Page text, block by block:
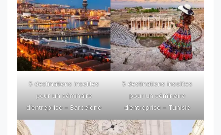
5 destinations insolites
pour un séminaire
d’entreprise – Barcelone
5 destinations insolites
pour un séminaire
d’entreprise – Tunisie